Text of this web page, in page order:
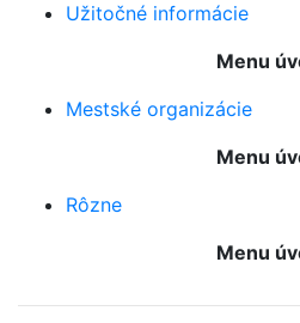
Užitočné informácie
Menu
Mestské organizácie
Menu
Rôzne
Menu